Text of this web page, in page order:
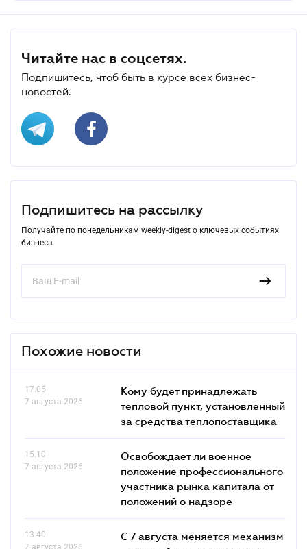
Читайте нас в соцсетях.
Подпишитесь, чтоб быть в курсе всех бизнес-
новостей.
Подпишитесь на рассылку
Получайте по понедельникам weekly-digest о ключевых событиях
бизнеса
Похожие новости
17.05
7 августа 2026
Кому будет принадлежать
тепловой пункт, установленный
за средства теплопоставщика
15.10
7 августа 2026
Освобождает ли военное
положение профессионального
участника рынка капитала от
положений о надзоре
13.40
7 августа 2026
С 7 августа меняется механизм